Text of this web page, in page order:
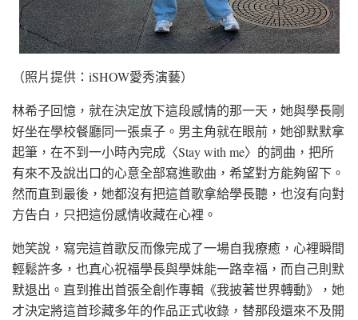
（照片提供：iSHOW愛秀演藝）
林希子回憶，就在決定放下這段感情的那一天，她與學長剛
好坐在學校餐廳同一張桌子。男主角就在眼前，她卻默默拿
起筆，在不到一小時內完成〈Stay with me〉的詞曲，把所
有來不及說出口的心意全部寫進歌曲，希望對方能夠留下。
然而直到最後，她都沒有把這首歌拿給學長聽，也沒有向對
方告白，只把這份感情收藏在心裡。
她笑說，寫完這首歌反而像完成了一場自我療癒，心裡瞬間
輕鬆許多，也真心祝福學長與學妹能一路幸福，而自己則默
默退出。直到推出首張全創作專輯《我披著世界轉動》，她
才決定將這首珍藏多年的作品正式收錄，替那段還來不及開